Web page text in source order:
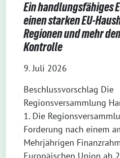
Ein handlungsfähiges
einen starken EU-
Regionen und mehr
Kontrolle
9. Juli 2026
Beschlussvorschlag Die
Regionsversammlung
1. Die
Forderung nach einem
Mehrjährigen